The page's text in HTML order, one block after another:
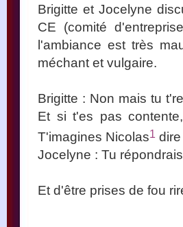
Brigitte et Jocelyne
CE (comité
l'ambiance est très
méchant et vulgaire.
Brigitte : Non mais tu
Et si t'es pas
T'imagines Nicolas1
Jocelyne : Tu
Et d'être prises de fou